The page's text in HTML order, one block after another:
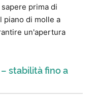
prima di
piano di molle a
un'apertura
stabilità fino a